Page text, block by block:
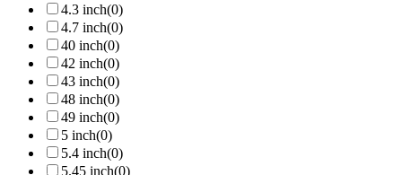
4.3 inch(0)
4.7 inch(0)
40 inch(0)
42 inch(0)
43 inch(0)
48 inch(0)
49 inch(0)
5 inch(0)
5.4 inch(0)
5.45 inch(0)